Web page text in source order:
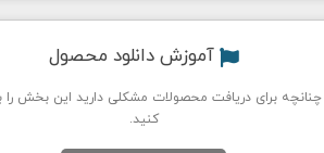
آموزش دانلود محصول
چنانچه برای دریافت محصولات مشکلی دارید این بخش را
کنید.